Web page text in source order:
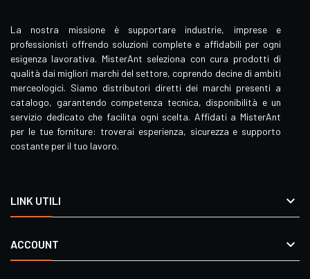
La nostra missione è supportare industrie, imprese e
professionisti offrendo soluzioni complete e affidabili per ogni
esigenza lavorativa. MisterAnt seleziona con cura prodotti di
qualità dai migliori marchi del settore, coprendo decine di ambiti
merceologici. Siamo distributori diretti dei marchi presenti a
catalogo, garantendo competenza tecnica, disponibilità e un
servizio dedicato che facilita ogni scelta. Affidati a MisterAnt
per le tue forniture: troverai esperienza, sicurezza e supporto
costante per il tuo lavoro.
LINK UTILI 
ACCOUNT 